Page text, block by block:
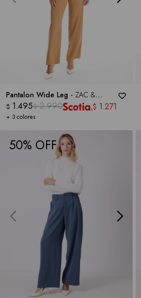
Pantalon Wide Leg - ZAC &
RACHEL
+ 3 colores
$ 1.495$ 2.990 $ 1.271
50